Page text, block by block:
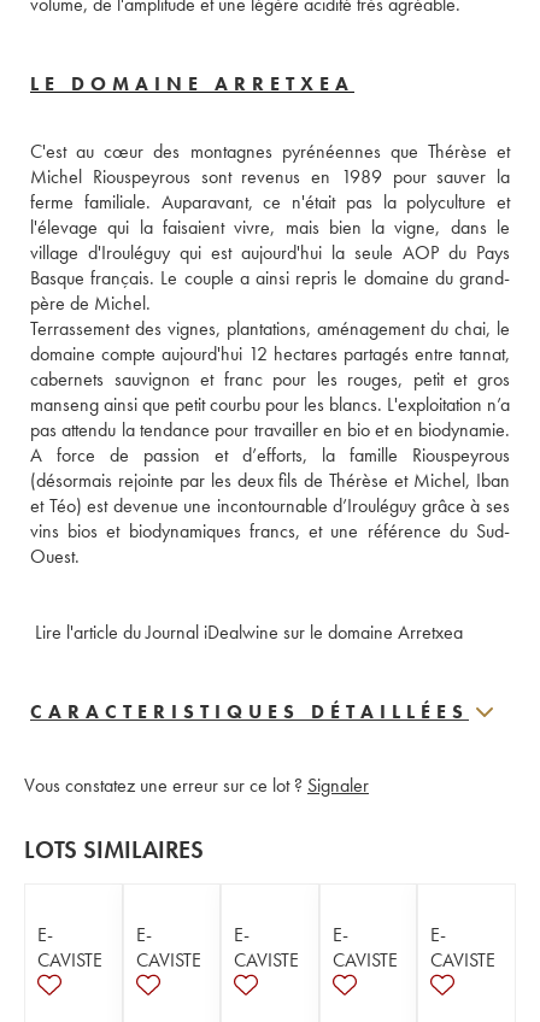
LE DOMAINE ARRETXEA
C'est au cœur des montagnes pyrénéennes que Thérèse et
Michel Riouspeyrous sont revenus en 1989 pour sauver la
ferme familiale. Auparavant, ce n'était pas la polyculture et
l'élevage qui la faisaient vivre, mais bien la vigne, dans le
village d'Irouléguy qui est aujourd'hui la seule AOP du Pays
Basque français. Le couple a ainsi repris le domaine du grand-
père de Michel.
Terrassement des vignes, plantations, aménagement du chai, le
domaine compte aujourd'hui 12 hectares partagés entre tannat,
cabernets sauvignon et franc pour les rouges, petit et gros
manseng ainsi que petit courbu pour les blancs. L'exploitation n’a
pas attendu la tendance pour travailler en bio et en biodynamie.
A force de passion et d’efforts, la famille Riouspeyrous
(désormais rejointe par les deux fils de Thérèse et Michel, Iban
et Téo) est devenue une incontournable d’Irouléguy grâce à ses
vins bios et biodynamiques francs, et une référence du Sud-
Ouest.
Lire l'article du Journal iDealwine sur le domaine Arretxea
CARACTERISTIQUES DÉTAILLÉES
Vous constatez une erreur sur ce lot ? Signaler
LOTS SIMILAIRES
E-
CAVISTE
E-
CAVISTE
E-
CAVISTE
E-
CAVISTE
E-
CAVISTE